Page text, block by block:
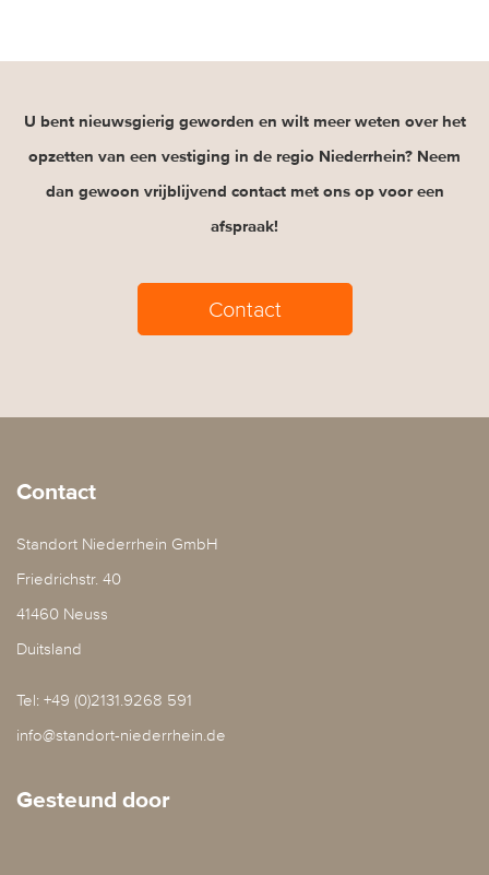
U bent nieuwsgierig geworden en wilt meer weten over het
opzetten van een vestiging in de regio Niederrhein? Neem
dan gewoon vrijblijvend contact met ons op voor een
afspraak!
Contact
Contact
Standort Niederrhein GmbH
Friedrichstr. 40
41460 Neuss
Duitsland
Tel: +49 (0)2131.9268 591
info@standort-niederrhein.de
Gesteund door